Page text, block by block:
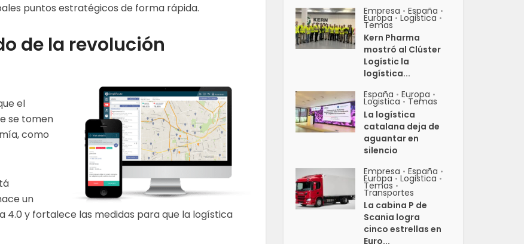
puntos estratégicos de forma rápida.
de la revolución
el
se tomen
como
un
y fortalece las medidas para que la logística
Empresa • España •
Europa • Logistica •
Temas
Kern Pharma
mostró al Clúster
Logístic la
logística...
España • Europa •
Logistica • Temas
La logística
catalana deja de
aguantar en
silencio
Empresa • España •
Europa • Logistica •
Temas •
Transportes
La cabina P de
Scania logra
cinco estrellas en
Euro...